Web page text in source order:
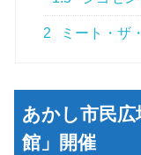
2 ミート・ザ
あかし市民
館」開催